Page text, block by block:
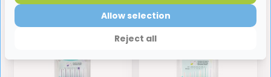
Reject all
Allow selection